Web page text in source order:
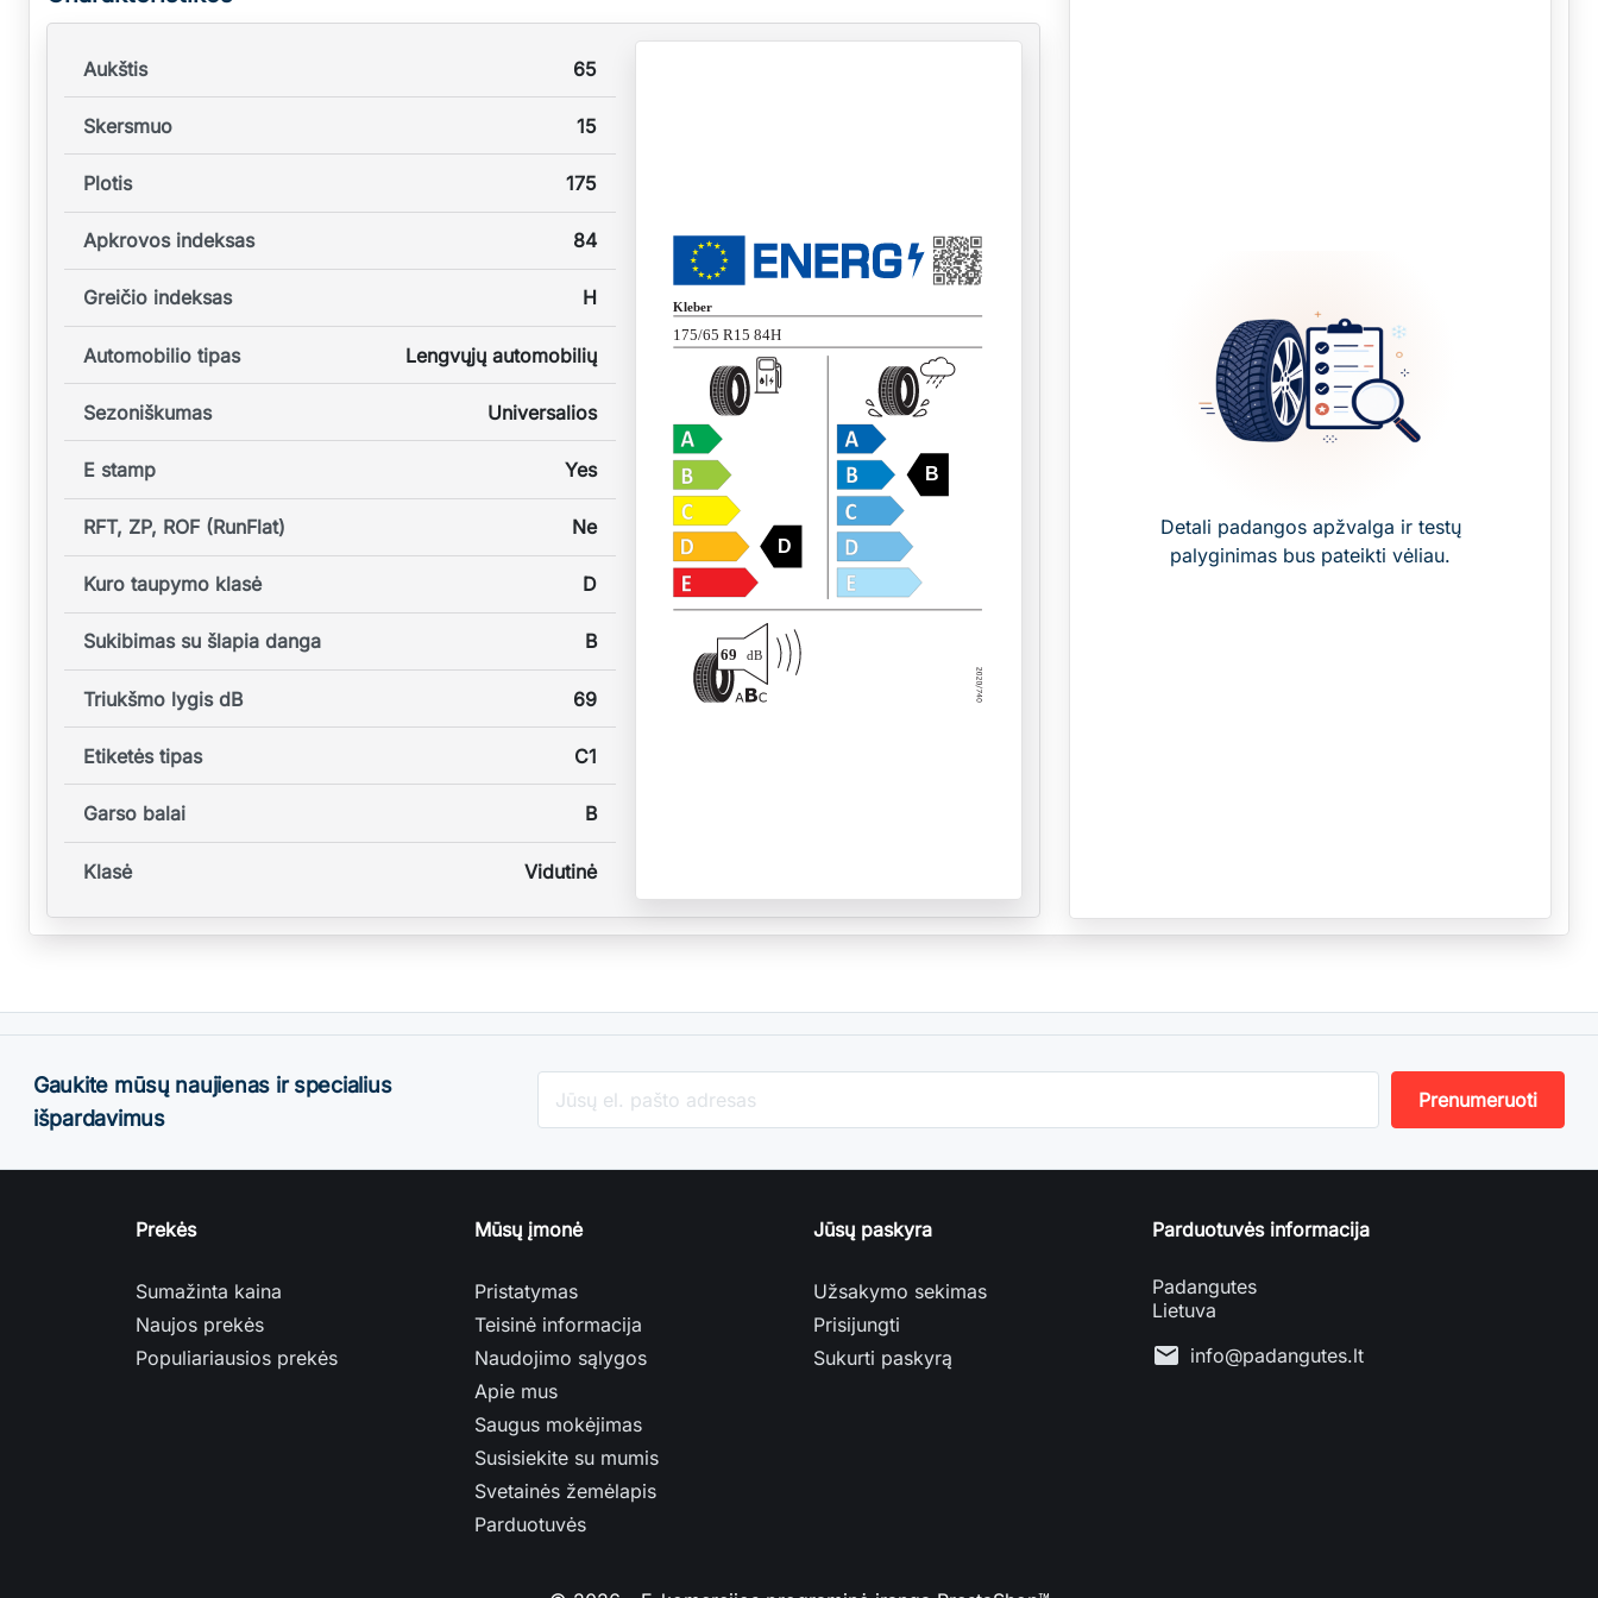
Aukštis 65
Skersmuo 15
Plotis 175
Apkrovos indeksas 84
Greičio indeksas H
Automobilio tipas Lengvųjų automobilių
Sezoniškumas Universalios
E stamp Yes
RFT, ZP, ROF (RunFlat) Ne
Kuro taupymo klasė D
Sukibimas su šlapia danga B
Triukšmo lygis dB 69
Etiketės tipas C1
Garso balai B
Klasė Vidutinė
Kleber
175/65 R15 84H
D
B
69 dB
Detali padangos apžvalga ir testų
palyginimas bus pateikti vėliau.
Gaukite mūsų naujienas ir specialius
išpardavimus
Prekės
Sumažinta kaina
Naujos prekės
Populiariausios prekės
Mūsų įmonė
Pristatymas
Teisinė informacija
Naudojimo sąlygos
Apie mus
Saugus mokėjimas
Susisiekite su mumis
Svetainės žemėlapis
Parduotuvės
Jūsų paskyra
Užsakymo sekimas
Prisijungti
Sukurti paskyrą
Parduotuvės informacija
Padangutes
Lietuva
mail info@padangutes.lt